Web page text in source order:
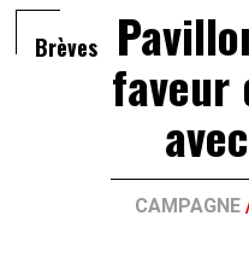
Brèves
faveur
CAMPAGNE